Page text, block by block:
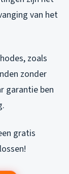
van het
zoals
zonder
garantie ben
gratis